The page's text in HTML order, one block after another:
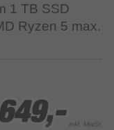
1 TB SSD
Ryzen 5 max.
649,-
649,-
649,- inkl. MwSt.